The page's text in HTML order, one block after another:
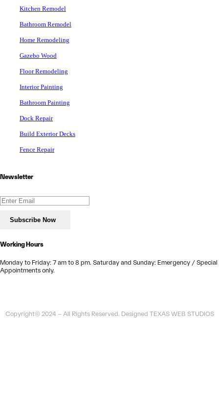
Kitchen Remodel
Bathroom Remodel
Home Remodeling
Gazebo Wood
Floor Remodeling
Interior Painting
Bathroom Painting
Dock Repair
Build Exterior Decks
Fence Repair
Newsletter
Working Hours
Monday to Friday: 7 am to 8 pm. Saturday and Sunday: Emergency / Special
Appointments only.
Copyright© 2024 – All Rights Reserved. Designed TEXAS WEB STUDIOS